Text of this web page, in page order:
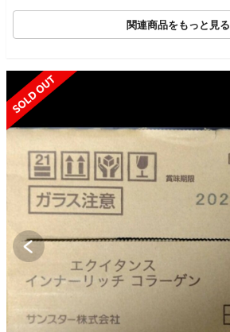
関連商品をもっと見る